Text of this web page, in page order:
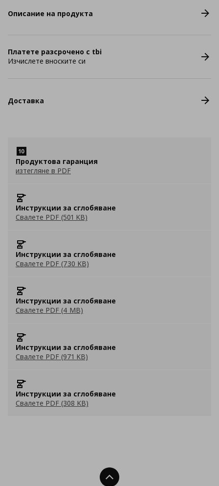
Описание на продукта
Платете разсрочено с tbi
Изчислете вноските си
Доставка
Продуктова гаранция
изтегляне в PDF
Инструкции за сглобяване
Свалете PDF (501 KB)
Инструкции за сглобяване
Свалете PDF (730 KB)
Инструкции за сглобяване
Свалете PDF (4 MB)
Инструкции за сглобяване
Свалете PDF (971 KB)
Инструкции за сглобяване
Свалете PDF (308 KB)
Нагоре